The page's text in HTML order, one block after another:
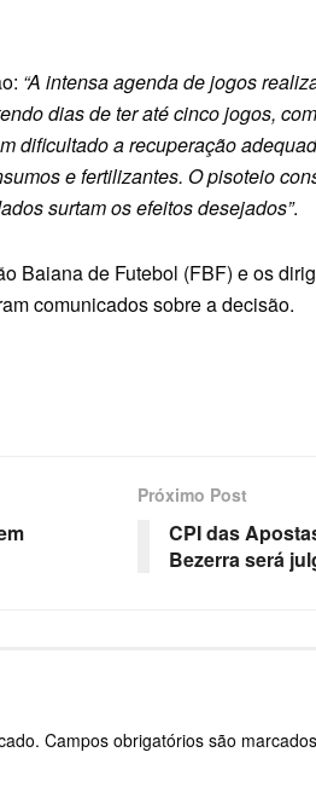
“A intensa agenda de jogos
dias de ter até cinco jogos,
dificultado a recuperação
e fertilizantes. O pisoteio
surtam os efeitos desejados”.
Baiana de Futebol (FBF) e os
comunicados sobre a decisão.
Próximo Post
CPI das
Bezerra será
Campos obrigatórios são